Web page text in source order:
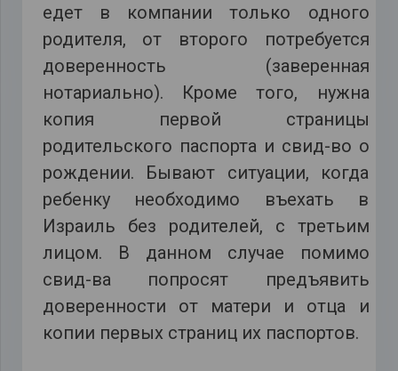
едет в компании только одного
родителя, от второго потребуется
доверенность (заверенная
нотариально). Кроме того, нужна
копия первой страницы
родительского паспорта и свид-во о
рождении. Бывают ситуации, когда
ребенку необходимо въехать в
Израиль без родителей, с третьим
лицом. В данном случае помимо
свид-ва попросят предъявить
доверенности от матери и отца и
копии первых страниц их паспортов.